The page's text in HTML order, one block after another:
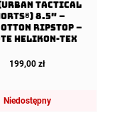
(Urban Tactical
8.5″ –
Ripstop –
Helikon-tex
199,00 zł
Niedostępny